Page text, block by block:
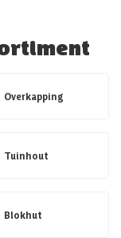
Overkapping
Tuinhout
Blokhut